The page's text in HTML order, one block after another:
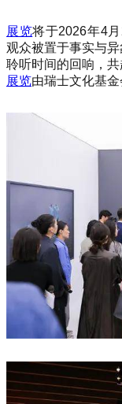
展览将于2026年4
观众被置于事实与
聆听时间的回响，
展览由瑞士文化基金